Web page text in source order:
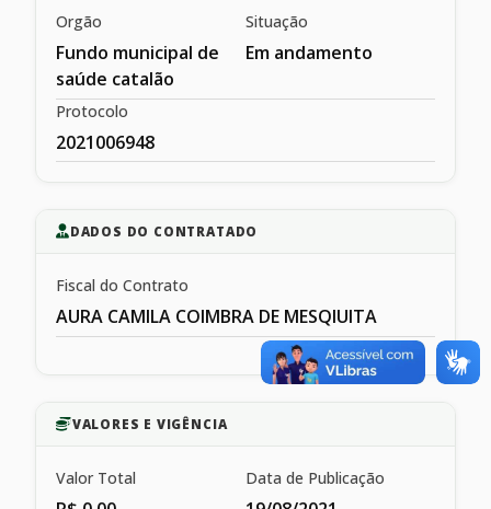
Orgão
Fundo municipal de
saúde catalão
Situação
Em andamento
Protocolo
2021006948
DADOS DO CONTRATADO
Fiscal do Contrato
AURA CAMILA COIMBRA DE MESQIUITA
VALORES E VIGÊNCIA
Valor Total Data de Publicação